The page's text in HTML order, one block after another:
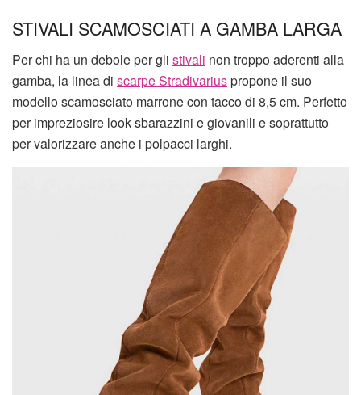
STIVALI SCAMOSCIATI A GAMBA LARGA
Per chi ha un debole per gli stivali non troppo aderenti alla
gamba, la linea di scarpe Stradivariuspropone il suo
modello scamosciato marrone con tacco di 8,5 cm. Perfetto
per impreziosire look sbarazzini e giovanili e soprattutto
per valorizzare anche i polpacci larghi.